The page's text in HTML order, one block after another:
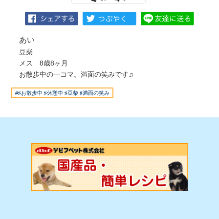
あい
豆柴
メス 8歳8ヶ月
お散歩中の一コマ。満面の笑みです♫
#♯お散歩中 ♯休憩中 ♯豆柴 ♯満面の笑み